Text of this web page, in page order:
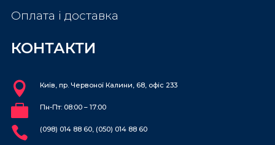
Оплата і доставка
КОНТАКТИ
 Київ, пр. Червоної Калини, 68, офіс 233
 Пн-Пт: 08:00 – 17:00
 (098) 014 88 60, (050) 014 88 60